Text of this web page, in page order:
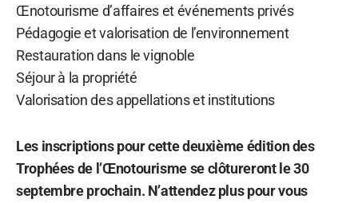
Œnotourisme d’affaires et événements privés
Pédagogie et valorisation de l’environnement
Restauration dans le vignoble
Séjour à la propriété
Valorisation des appellations et institutions
Les inscriptions pour cette deuxième édition des
Trophées de l’Œnotourisme se clôtureront le 30
septembre prochain. N’attendez plus pour vous